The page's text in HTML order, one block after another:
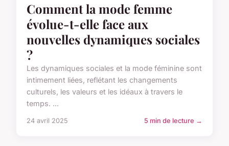
Comment la mode femme
évolue-t-elle face aux
nouvelles dynamiques sociales
?
Les dynamiques sociales et la mode féminine sont
intimement liées, reflétant les changements
culturels, les valeurs et les idéaux à travers le
temps. ...
24 avril 2025 5 min de lecture →